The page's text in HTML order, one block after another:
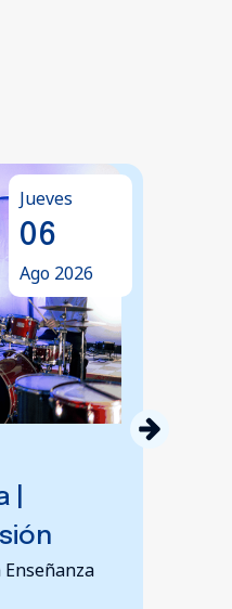
Jueves
06
Ago 2026